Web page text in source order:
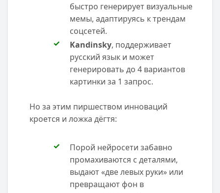
быстро генерирует визуальные
мемы, адаптируясь к трендам
соцсетей.
Kandinsky, поддерживает
русский язык и может
генерировать до 4 вариантов
картинки за 1 запрос.
Но за этим пиршеством инноваций
кроется и ложка дёгтя:
Порой нейросети забавно
промахиваются с деталями,
выдают «две левых руки» или
превращают фон в